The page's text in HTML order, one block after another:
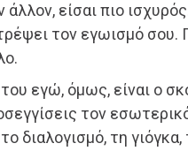
άλλον, είσαι πιο
τον εγωισμό σου.
εγώ, όμως, είναι ο
τον
διαλογισμό, τη γιόγκα,